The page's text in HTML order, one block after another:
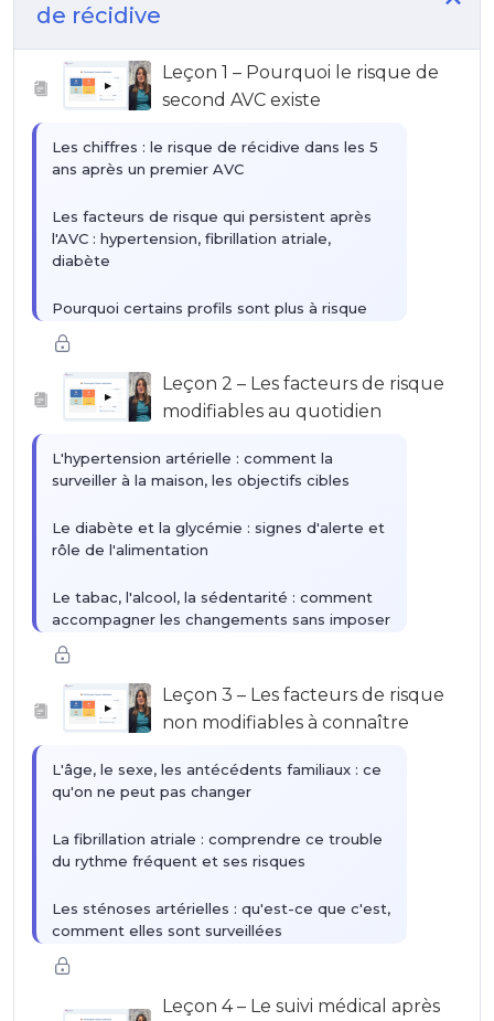
de récidive
▶
Leçon 1 – Pourquoi le risque de
second AVC existe
Les chiffres : le risque de récidive dans les 5
ans après un premier AVC
Les facteurs de risque qui persistent après
l'AVC : hypertension, fibrillation atriale,
diabète
Pourquoi certains profils sont plus à risque
Ce que la prévention secondaire peut
réellement changer
▶
Leçon 2 – Les facteurs de risque
modifiables au quotidien
L'hypertension artérielle : comment la
surveiller à la maison, les objectifs cibles
Le diabète et la glycémie : signes d'alerte et
rôle de l'alimentation
Le tabac, l'alcool, la sédentarité : comment
accompagner les changements sans imposer
Le surpoids et l'alimentation : les
ajustements accessibles sans régime strict
▶
Leçon 3 – Les facteurs de risque
non modifiables à connaître
L'âge, le sexe, les antécédents familiaux : ce
qu'on ne peut pas changer
La fibrillation atriale : comprendre ce trouble
du rythme fréquent et ses risques
Les sténoses artérielles : qu'est-ce que c'est,
comment elles sont surveillées
Pourquoi connaître ces facteurs aide à mieux
comprendre le suivi médicalLeçon 4 – Le suivi médical après